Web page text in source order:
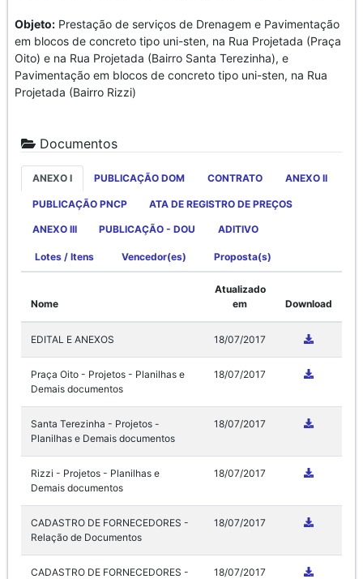
Objeto: Prestação de serviços de Drenagem e Pavimentação
em blocos de concreto tipo uni-sten, na Rua Projetada (Praça
Oito) e na Rua Projetada (Bairro Santa Terezinha), e
Pavimentação em blocos de concreto tipo uni-sten, na Rua
Projetada (Bairro Rizzi)
Documentos
ANEXO I PUBLICAÇÃO DOM CONTRATO ANEXO II
PUBLICAÇÃO PNCP ATA DE REGISTRO DE PREÇOS
ANEXO III PUBLICAÇÃO - DOU ADITIVO
Lotes / Itens Vencedor(es) Proposta(s)
Nome
Atualizado
em
Download
EDITAL E ANEXOS 18/07/2017
Praça Oito - Projetos - Planilhas e
Demais documentos
18/07/2017
Santa Terezinha - Projetos -
Planilhas e Demais documentos
18/07/2017
Rizzi - Projetos - Planilhas e
Demais documentos
18/07/2017
CADASTRO DE FORNECEDORES -
Relação de Documentos
18/07/2017
CADASTRO DE FORNECEDORES -
18/07/2017